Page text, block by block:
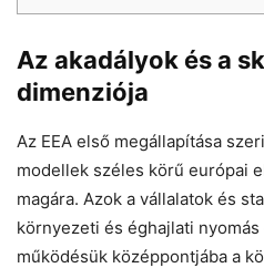
Az akadályok és a
dimenziója
Az EEA első megállapítása
modellek széles körű európai
magára. Azok a vállalatok és
környezeti és éghajlati
működésük középpontjába a
Chat
Helló! Miben segíthetek ma?